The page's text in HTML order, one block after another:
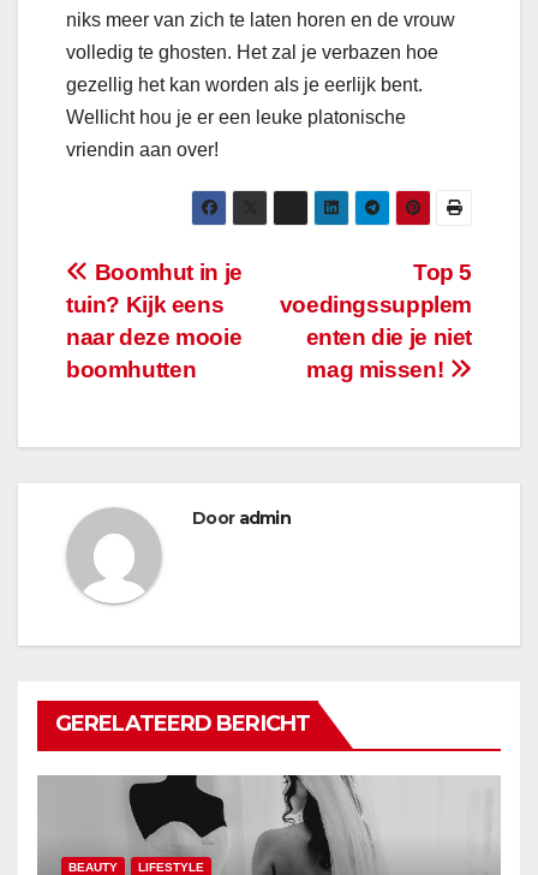
niks meer van zich te laten horen en de vrouw
volledig te ghosten. Het zal je verbazen hoe
gezellig het kan worden als je eerlijk bent.
Wellicht hou je er een leuke platonische
vriendin aan over!
Bericht
navigatie
Top 5
voedingssupplem
enten die je niet
mag missen!
Boomhut in je
tuin? Kijk eens
naar deze mooie
boomhutten
Door admin
GERELATEERD BERICHT
BEAUTY LIFESTYLE